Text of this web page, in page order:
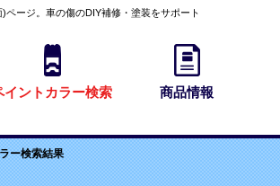
)ページ。車の傷のDIY補修・塗装をサポート
イントカラー検索 商品情報
ー検索結果